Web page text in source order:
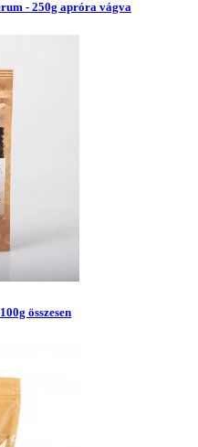
- 250g apróra vágva
összesen